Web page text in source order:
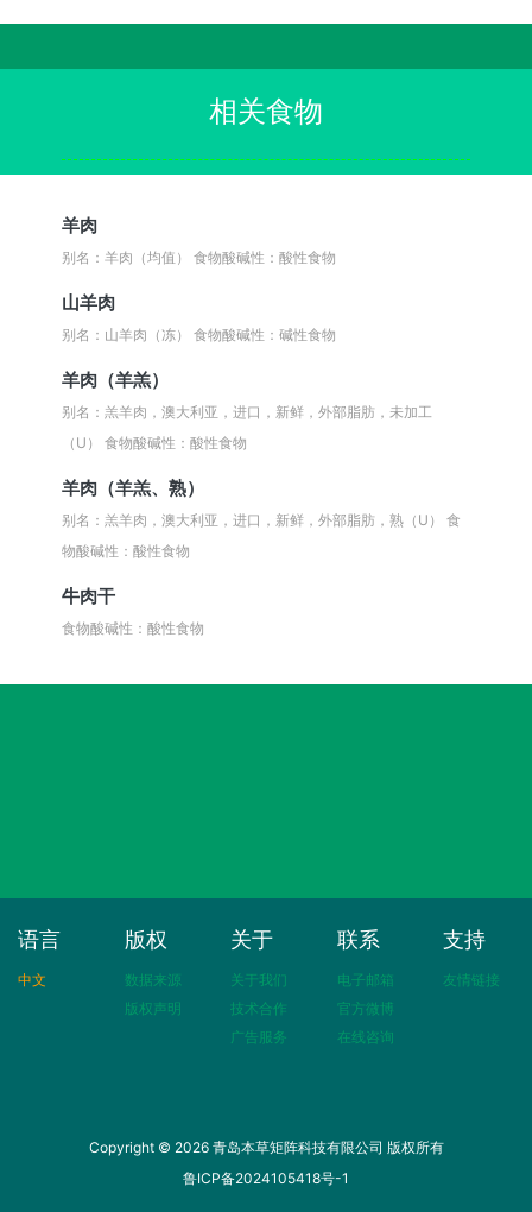
相关食物
羊肉
别名：羊肉（均值）食物酸碱性：酸性食物
山羊肉
别名：山羊肉（冻）食物酸碱性：碱性食物
羊肉（羊羔）
别名：羔羊肉，澳大利亚，进口，新鲜，外部脂肪，未加工
（U）食物酸碱性：酸性食物
羊肉（羊羔、熟）
别名：羔羊肉，澳大利亚，进口，新鲜，外部脂肪，熟（U）食
物酸碱性：酸性食物
牛肉干
食物酸碱性：酸性食物
语言
中文
版权
数据来源
版权声明
关于
关于我们
技术合作
广告服务
联系
电子邮箱
官方微博
在线咨询
支持
友情链接
Copyright © 2026 青岛本草矩阵科技有限公司 版权所有
鲁ICP备2024105418号-1